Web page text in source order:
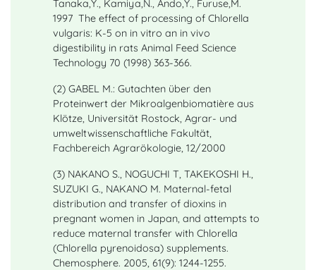
Tanaka,Y., Kamiya,N., Ando,Y., Furuse,M.
1997 The effect of processing of Chlorella
vulgaris: K-5 on in vitro an in vivo
digestibility in rats Animal Feed Science
Technology 70 (1998) 363-366.
(2) GABEL M.: Gutachten über den
Proteinwert der Mikroalgenbiomatière aus
Klötze, Universität Rostock, Agrar- und
umweltwissenschaftliche Fakultät,
Fachbereich Agrarökologie, 12/2000
(3) NAKANO S., NOGUCHI T, TAKEKOSHI H.,
SUZUKI G., NAKANO M. Maternal-fetal
distribution and transfer of dioxins in
pregnant women in Japan, and attempts to
reduce maternal transfer with Chlorella
(Chlorella pyrenoidosa) supplements.
Chemosphere. 2005, 61(9): 1244-1255.